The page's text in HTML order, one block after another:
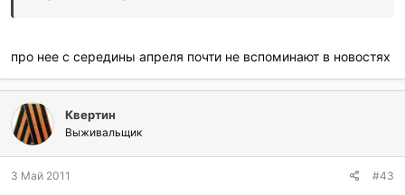
про нее с середины апреля почти не вспоминают в новостях
Квертин
Выживальщик
3 Май 2011 #43